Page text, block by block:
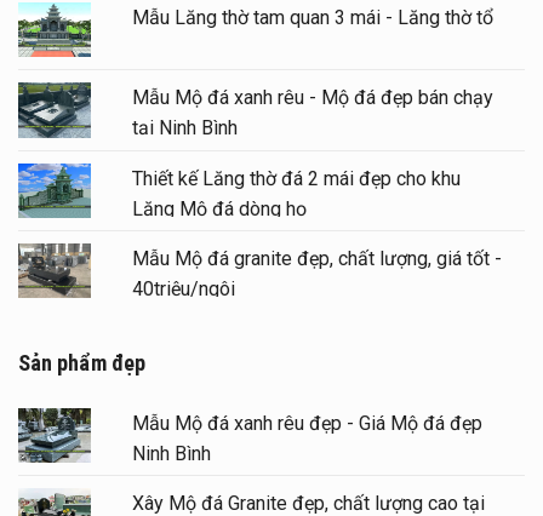
Mẫu Lăng thờ tam quan 3 mái - Lăng thờ tổ
Mẫu Mộ đá xanh rêu - Mộ đá đẹp bán chạy
tại Ninh Bình
Thiết kế Lăng thờ đá 2 mái đẹp cho khu
Lăng Mộ đá dòng họ
Mẫu Mộ đá granite đẹp, chất lượng, giá tốt -
40triệu/ngôi
Sản phẩm đẹp
Mẫu Mộ đá xanh rêu đẹp - Giá Mộ đá đẹp
Ninh Bình
Xây Mộ đá Granite đẹp, chất lượng cao tại